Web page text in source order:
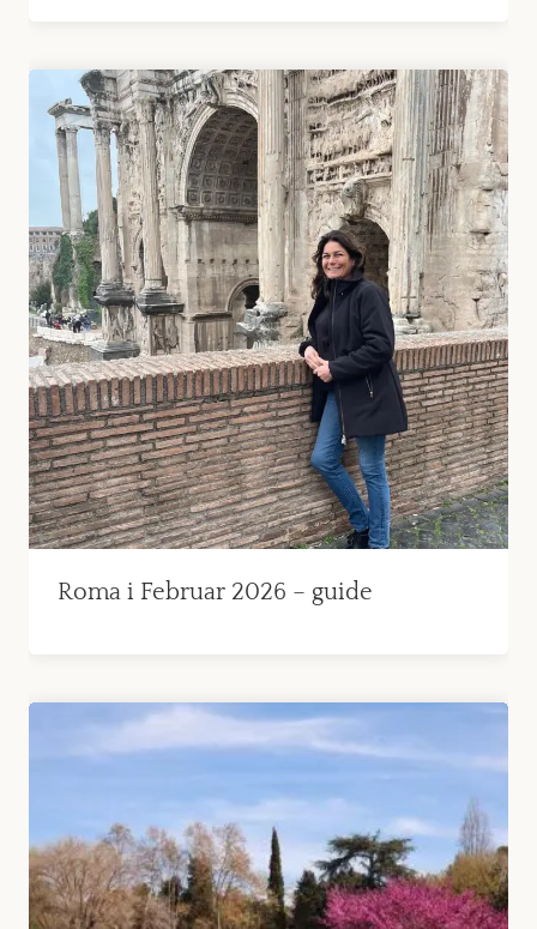
Roma i Februar 2026 – guide